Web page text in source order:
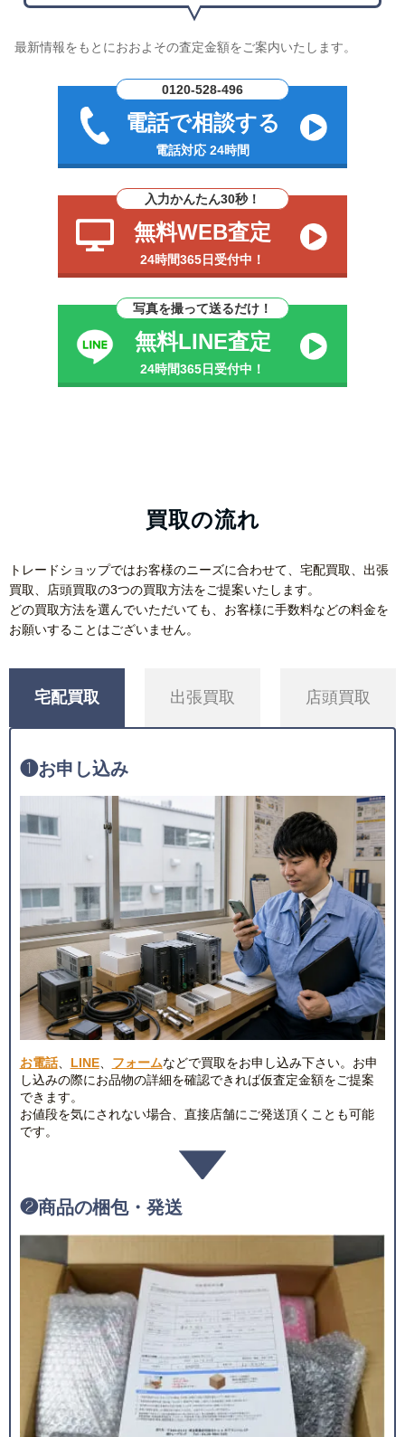
最新情報をもとにおおよその査定金額をご案内いたします。
0120-528-496
電話で相談する
電話対応 24時間
入力かんたん30秒！
無料WEB査定
24時間365日受付中！
写真を撮って送るだけ！
無料LINE査定
24時間365日受付中！
買取の流れ
トレードショップではお客様のニーズに合わせて、宅配買取、出張
買取、店頭買取の3つの買取方法をご提案いたします。
どの買取方法を選んでいただいても、お客様に手数料などの料金を
お願いすることはございません。
宅配買取 出張買取 店頭買取
❶お申し込み
お電話、 LINE、 フォームなどで買取をお申し込み下さい。お申
し込みの際にお品物の詳細を確認できれば仮査定金額をご提案
できます。
お値段を気にされない場合、直接店舗にご発送頂くことも可能
です。
❷商品の梱包・発送